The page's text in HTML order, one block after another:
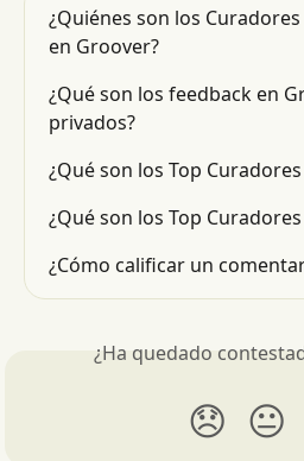
¿Quiénes son los
en Groover?
¿Qué son los feedback en
privados?
¿Qué son los Top
¿Qué son los Top
¿Cómo calificar un
¿Ha quedado
😞 😐